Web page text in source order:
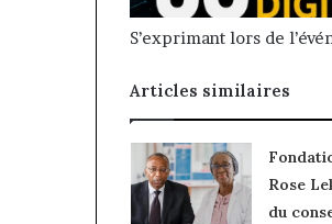
S’exprimant lors de
Articles similaires
Rose
du